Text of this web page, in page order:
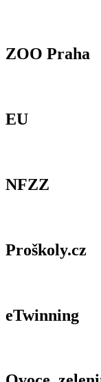
ZOO Praha
EU
NFZZ
Proškoly.cz
eTwinning